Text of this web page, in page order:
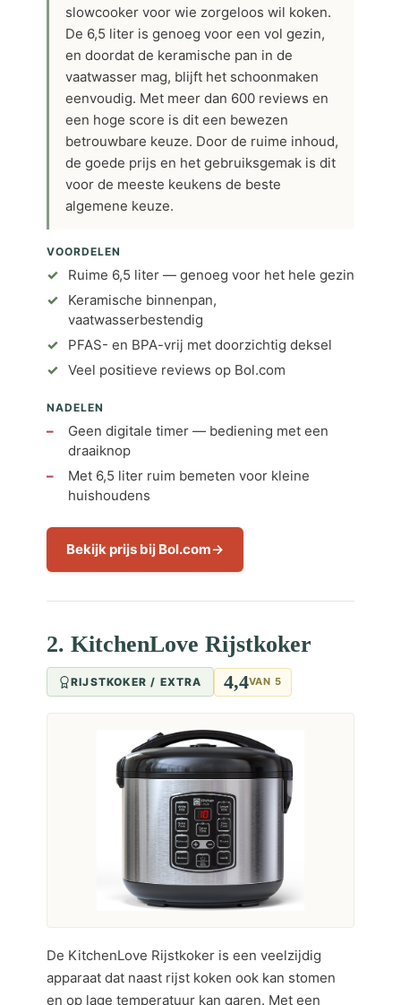
slowcooker voor wie zorgeloos wil koken.
De 6,5 liter is genoeg voor een vol gezin,
en doordat de keramische pan in de
vaatwasser mag, blijft het schoonmaken
eenvoudig. Met meer dan 600 reviews en
een hoge score is dit een bewezen
betrouwbare keuze. Door de ruime inhoud,
de goede prijs en het gebruiksgemak is dit
voor de meeste keukens de beste
algemene keuze.
VOORDELEN
Ruime 6,5 liter — genoeg voor het hele gezin
Keramische binnenpan,
vaatwasserbestendig
PFAS- en BPA-vrij met doorzichtig deksel
Veel positieve reviews op Bol.com
NADELEN
Geen digitale timer — bediening met een
draaiknop
Met 6,5 liter ruim bemeten voor kleine
huishoudens
Bekijk prijs bij Bol.com
2. KitchenLove Rijstkoker
RIJSTKOKER / EXTRA 4,4VAN 5
De KitchenLove Rijstkoker is een veelzijdig
apparaat dat naast rijst koken ook kan stomen
en op lage temperatuur kan garen. Met een